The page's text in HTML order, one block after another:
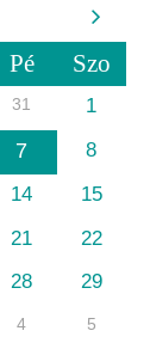
Pé Szo
31
1
7
8
14
15
21
22
28
29
4 5